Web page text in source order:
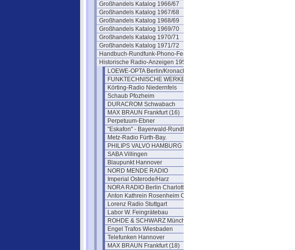
Großhandels Katalog 1966/67
Großhandels Katalog 1967/68
Großhandels Katalog 1968/69
Großhandels Katalog 1969/70
Großhandels Katalog 1970/71
Großhandels Katalog 1971/72
Handbuch-Rundfunk-Phono-Fernseh
Historische Radio-Anzeigen 1950
LOEWE-OPTA Berlin/Kronach
FUNKTECHNISCHE WERKE-FÜSSEN
Körting-Radio Niedernfels
Schaub Pfozheim
DURACROM Schwabach
MAX BRAUN Frankfurt (16)
Perpetuum-Ebner
"Eskafon" - Bayerwald-Rundfunk
Metz-Radio Fürth-Bay.
PHILIPS VALVO HAMBURG
SABA Villingen
Blaupunkt Hannover
NORD MENDE RADIO
Imperial Osterode/Harz
NORA RADIO Berlin Charlottenburg
Anton Kathrein Rosenheim Obb.
Lorenz Radio Stuttgart
Labor W. Feingrätebau
ROHDE & SCHWARZ München
Engel Trafos Wiesbaden
Telefunken Hannover
MAX BRAUN Frankfurt (18)